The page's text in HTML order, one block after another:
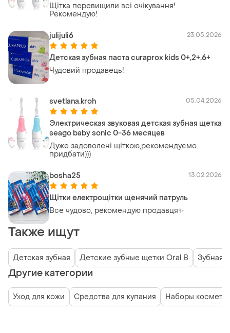
Щітка перевищили всі очікування!
Рекомендую!
julijuli6 23.05.2026
Детская зубная паста curaprox kids 0+,2+,6+
Чудовий продавець!
svetlana.kroh 05.04.2026
Электрическая звуковая детская зубная щетка
seago baby sonic 0-36 месяцев
Дуже задоволені щіткою,рекомендуємо
придбати)))
bosha25 13.02.2026
Щітки електрощітки щенячий патруль
Все чудово, рекомендую продавця✨
Также ищут
Детская зубная Детские зубные щетки Oral B Зубная
Другие категории
Уход для кожи Средства для купания Наборы